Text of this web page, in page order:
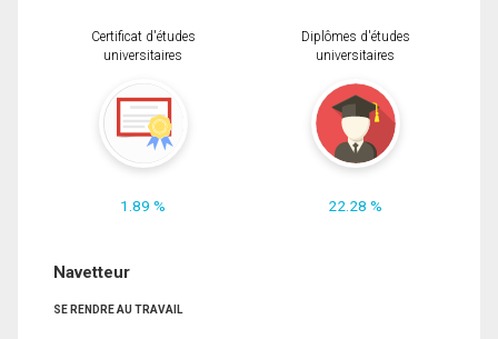
Certificat d'études
universitaires
1.89 %
Diplômes d'études
universitaires
22.28 %
Navetteur
SE RENDRE AU TRAVAIL